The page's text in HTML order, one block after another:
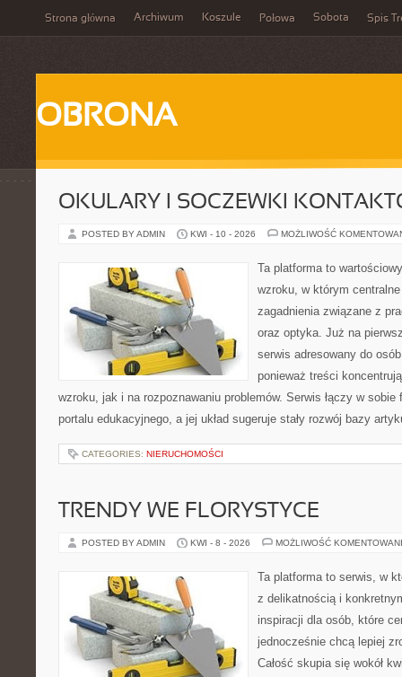
Strona główna Archiwum Koszule Połowa Sobota Spis
OBRONA
OKULARY I SOCZEWKI
POSTED BY ADMIN KWI - 10 - 2026 MOŻLIWOŚĆ
Ta platforma to
wzroku, w którym
zagadnienia związane z
oraz optyka. Już na
serwis adresowany do
ponieważ treści
wzroku, jak i na rozpoznawaniu problemów. Serwis łączy w
portalu edukacyjnego, a jej układ sugeruje stały rozwój bazy
CATEGORIES: NIERUCHOMOŚCI
TRENDY WE FLORYSTYCE
POSTED BY ADMIN KWI - 8 - 2026 MOŻLIWOŚĆ
Ta platforma to serwis, w
z delikatnością i
inspiracji dla osób, które
jednocześnie chcą lepiej
Całość skupia się wokół